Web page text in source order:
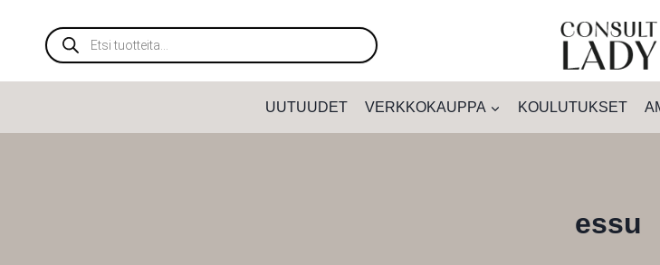
sisältöönProducts
search
UUTUUDET VERKKOKAUPPA KOULUTUKSET
essu